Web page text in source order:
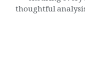
thoughtful